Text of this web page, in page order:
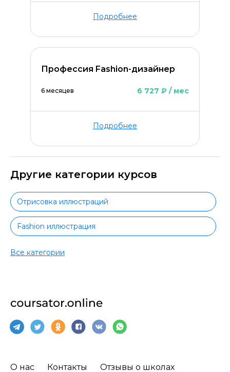
Подробнее
Профессия Fashion-дизайнер
6 месяцев 6 727 ₽ / мес
Подробнее
Другие категории курсов
Отрисовка иллюстраций
Fashion иллюстрация
Книжная иллюстрация
Коммерческая иллюстрация
Motion-дизайн
Все категории
О нас Контакты Отзывы о школах